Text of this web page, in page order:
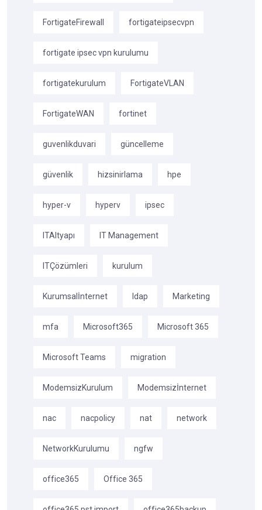
FortigateFirewall fortigateipsecvpn
fortigate ipsec vpn kurulumu
fortigatekurulum FortigateVLAN
FortigateWAN fortinet
guvenlikduvari güncelleme
güvenlik hizsinirlama hpe
hyper-v hyperv ipsec
ITAltyapı IT Management
ITÇözümleri kurulum
Kurumsalİnternet ldap Marketing
mfa Microsoft365 Microsoft 365
Microsoft Teams migration
ModemsizKurulum Modemsizİnternet
nac nacpolicy nat network
NetworkKurulumu ngfw
office365 Office 365